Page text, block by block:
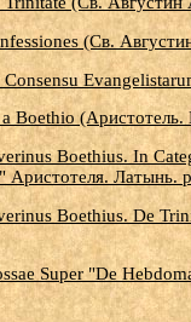
(Св.
Boethio
Boethius. In
Аристотеля. Латынь.
Boethius. De
Super "De